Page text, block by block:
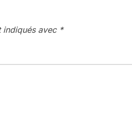
indiqués avec *